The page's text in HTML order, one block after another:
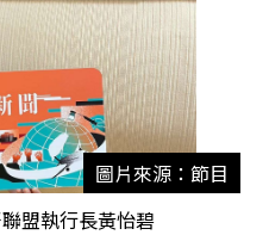
圖片來源：節目
盟執行長黃怡碧